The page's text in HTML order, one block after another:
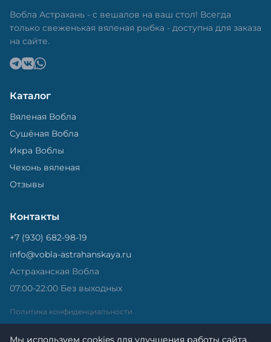
Вобла Астрахань - с вешалов на ваш стол! Всегда
только свеженькая вяленая рыбка - доступна для заказа
на сайте.
Каталог
Вяленая Вобла
Сушёная Вобла
Икра Воблы
Чехонь вяленая
Отзывы
Контакты
+7 (930) 682-98-19
info@vobla-astrahanskaya.ru
Астраханская Вобла
07:00-22:00 Без выходных
Политика конфиденциальности
Мы используем cookies для улучшения работы сайта.